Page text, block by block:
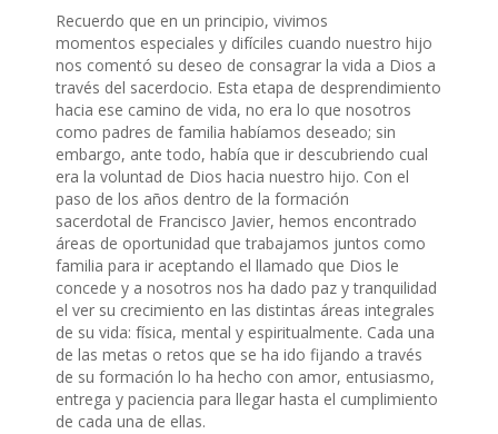
Recuerdo que en un principio, vivimos
momentos especiales y difíciles cuando nuestro hijo
nos comentó su deseo de consagrar la vida a Dios a
través del sacerdocio. Esta etapa de desprendimiento
hacia ese camino de vida, no era lo que nosotros
como padres de familia habíamos deseado; sin
embargo, ante todo, había que ir descubriendo cual
era la voluntad de Dios hacia nuestro hijo. Con el
paso de los años dentro de la formación
sacerdotal de Francisco Javier, hemos encontrado
áreas de oportunidad que trabajamos juntos como
familia para ir aceptando el llamado que Dios le
concede y a nosotros nos ha dado paz y tranquilidad
el ver su crecimiento en las distintas áreas integrales
de su vida: física, mental y espiritualmente. Cada una
de las metas o retos que se ha ido fijando a través
de su formación lo ha hecho con amor, entusiasmo,
entrega y paciencia para llegar hasta el cumplimiento
de cada una de ellas.